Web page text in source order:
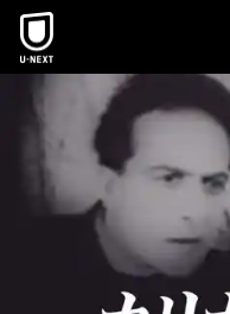
本文へスキップ